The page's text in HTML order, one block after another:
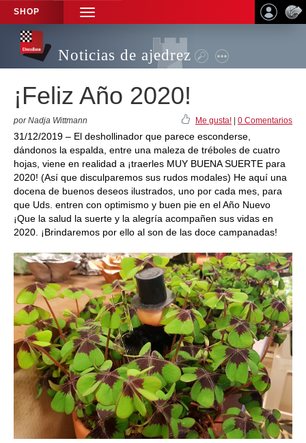
SHOP
TOGGLE
NAVIGATION
Noticias de ajedrez
¡Feliz Año 2020!
por Nadja Wittmann Me gusta! 0 Comentarios
31/12/2019 – El deshollinador que parece esconderse,
dándonos la espalda, entre una maleza de tréboles de cuatro
hojas, viene en realidad a ¡traerles MUY BUENA SUERTE para
2020! (Así que disculparemos sus rudos modales) He aquí una
docena de buenos deseos ilustrados, uno por cada mes, para
que Uds. entren con optimismo y buen pie en el Año Nuevo
¡Que la salud la suerte y la alegría acompañen sus vidas en
2020. ¡Brindaremos por ello al son de las doce campanadas!